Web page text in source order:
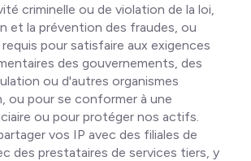
criminelle ou de violation de la loi,
et la prévention des fraudes, ou
pour satisfaire aux exigences
des gouvernements, des
ou d'autres organismes
ou pour se conformer à une
ou pour protéger nos actifs.
vos IP avec des filiales de
des prestataires de services tiers, y